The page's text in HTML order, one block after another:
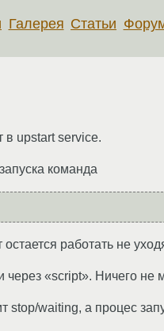
Галерея Статьи
в upstart service.
команда
работать не
через «script». Ничего не
stop/waiting, а процес